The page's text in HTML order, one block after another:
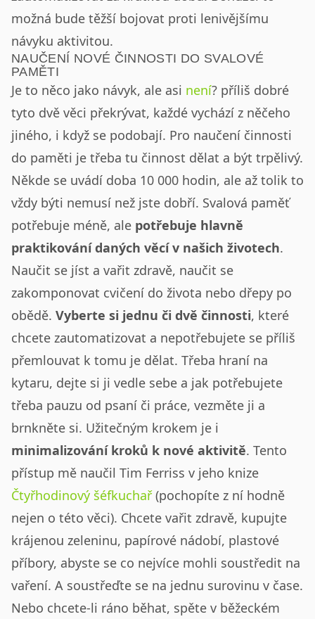
možná bude těžší bojovat proti lenivějšímu
návyku aktivitou.
NAUČENÍ NOVÉ ČINNOSTI DO SVALOVÉ
PAMĚTI
Je to něco jako návyk, ale asi není? příliš dobré
tyto dvě věci překrývat, každé vychází z něčeho
jiného, i když se podobají. Pro naučení činnosti
do paměti je třeba tu činnost dělat a být trpělivý.
Někde se uvádí doba 10 000 hodin, ale až tolik to
vždy býti nemusí než jste dobří. Svalová paměť
potřebuje méně, ale potřebuje hlavně
praktikování daných věcí v našich životech.
Naučit se jíst a vařit zdravě, naučit se
zakomponovat cvičení do života nebo dřepy po
obědě. Vyberte si jednu či dvě činnosti, které
chcete zautomatizovat a nepotřebujete se příliš
přemlouvat k tomu je dělat. Třeba hraní na
kytaru, dejte si ji vedle sebe a jak potřebujete
třeba pauzu od psaní či práce, vezměte ji a
brnkněte si. Užitečným krokem je i
minimalizování kroků k nové aktivitě. Tento
přístup mě naučil Tim Ferriss v jeho knize
Čtyřhodinový šéfkuchař(pochopíte z ní hodně
nejen o této věci). Chcete vařit zdravě, kupujte
krájenou zeleninu, papírové nádobí, plastové
příbory, abyste se co nejvíce mohli soustředit na
vaření. A soustřeďte se na jednu surovinu v čase.
Nebo chcete-li ráno běhat, spěte v běžeckém